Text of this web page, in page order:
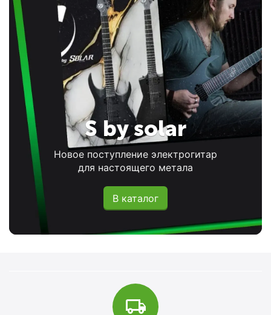
S by solar
Новое поступление электрогитар
для настоящего метала
В каталог